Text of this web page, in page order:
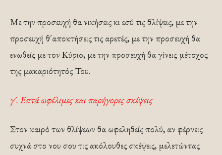
Με την προσευχή θα νικήσεις κι εσύ τις θλίψεις, με την
προσευχή θ΄αποκτήσεις τις αρετές, με την προσευχή θα
ενωθείς με τον Κύριο, με την προσευχή θα γίνεις μέτοχος
της μακαριότητός Του.
γ΄. Επτά ωφέλιμες και παρήγορες σκέψεις
Στον καιρό των θλίψεων θα ωφεληθείς πολύ, αν φέρνεις
συχνά στο νου σου τις ακόλουθες σκέψεις, μελετώντας